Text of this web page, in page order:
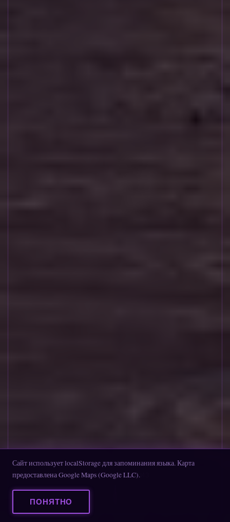
ПРОКРУТИТЕ ВНИЗ
Сайт использует localStorage для запоминания языка. Карта
предоставлена Google Maps (Google LLC).
ПОНЯТНО